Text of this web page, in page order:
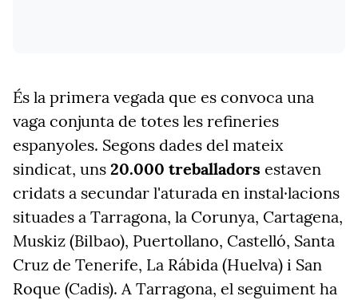
És la primera vegada que es convoca una
vaga conjunta de totes les refineries
espanyoles. Segons dades del mateix
sindicat, uns 20.000 treballadors estaven
cridats a secundar l'aturada en instal·lacions
situades a Tarragona, la Corunya, Cartagena,
Muskiz (Bilbao), Puertollano, Castelló, Santa
Cruz de Tenerife, La Rábida (Huelva) i San
Roque (Cadis). A Tarragona, el seguiment ha